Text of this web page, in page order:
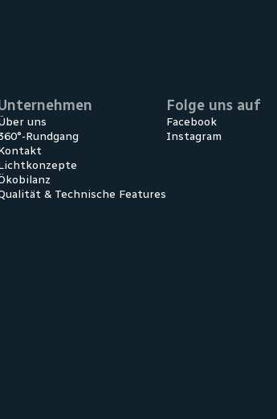
uns
Rundgang
& Technische Features
Folge uns auf
Facebook
Instagram